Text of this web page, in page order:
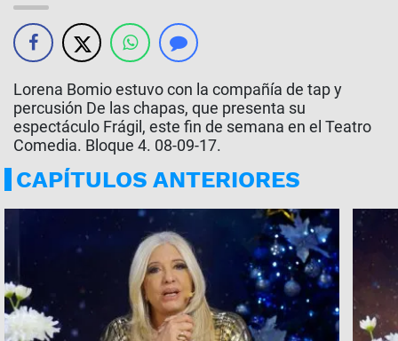
Lorena Bomio estuvo con la compañía de tap y
percusión De las chapas, que presenta su
espectáculo Frágil, este fin de semana en el Teatro
Comedia. Bloque 4. 08-09-17.
CAPÍTULOS ANTERIORES